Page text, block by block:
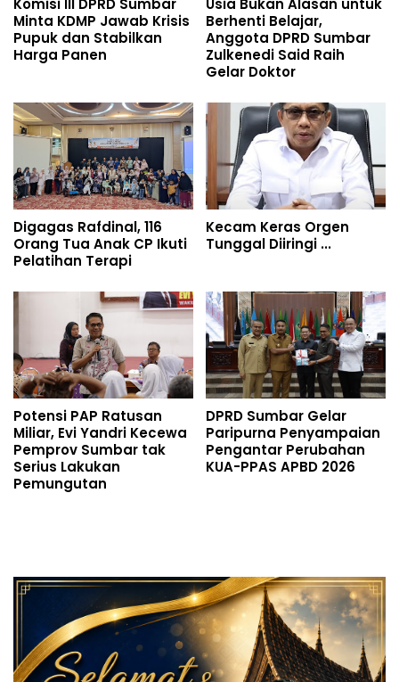
Komisi III DPRD Sumbar
Minta KDMP Jawab Krisis
Pupuk dan Stabilkan
Harga Panen
Usia Bukan Alasan untuk
Berhenti Belajar,
Anggota DPRD Sumbar
Zulkenedi Said Raih
Gelar Doktor
Digagas Rafdinal, 116
Orang Tua Anak CP Ikuti
Pelatihan Terapi
Kecam Keras Orgen
Tunggal Diiringi ...
Potensi PAP Ratusan
Miliar, Evi Yandri Kecewa
Pemprov Sumbar tak
Serius Lakukan
Pemungutan
DPRD Sumbar Gelar
Paripurna Penyampaian
Pengantar Perubahan
KUA-PPAS APBD 2026